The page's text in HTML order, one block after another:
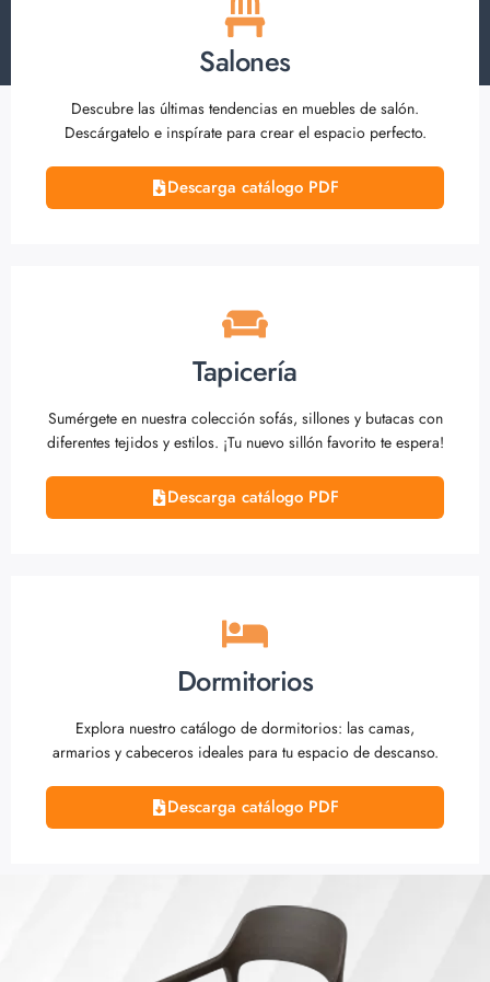
Salones
Descubre las últimas tendencias en muebles de salón.
Descárgatelo e inspírate para crear el espacio perfecto.
Descarga catálogo PDF
Tapicería
Sumérgete en nuestra colección sofás, sillones y butacas con
diferentes tejidos y estilos. ¡Tu nuevo sillón favorito te espera!
Descarga catálogo PDF
Dormitorios
Explora nuestro catálogo de dormitorios: las camas,
armarios y cabeceros ideales para tu espacio de descanso.
Descarga catálogo PDF